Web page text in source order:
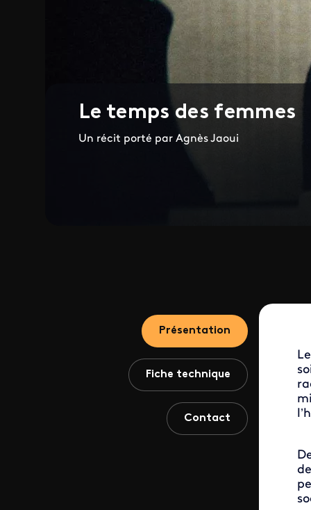
Le temps des femmes
Un récit porté par Agnès Jaoui
Présentation
Fiche technique
Contact